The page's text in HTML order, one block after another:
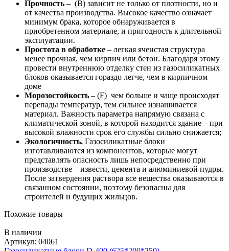
Прочность – (B) зависит не только от плотности, но и
от качества производства. Высокое качество означает
минимум брака, которое обнаруживается в
приобретенном материале, и пригодность к длительной
эксплуатации.
Простота в обработке – легкая ячеистая структура
менее прочная, чем кирпич или бетон. Благодаря этому
провести внутреннюю отделку стен из газосиликатных
блоков оказывается гораздо легче, чем в кирпичном
доме
Морозостойкость – (F) чем больше и чаще происходят
перепады температур, тем сильнее изнашивается
материал. Важность параметра напрямую связана с
климатической зоной, в которой находится здание – при
высокой влажности срок его службы сильно снижается;
Экологичность. Газосиликатные блоки
изготавливаются из компонентов, которые могут
представлять опасность лишь непосредственно при
производстве – извести, цемента и алюминиевой пудры.
После затвердения раствора все вещества оказываются в
связанном состоянии, поэтому безопасны для
строителей и будущих жильцов.
Похожие товары
В наличии
Артикул: 04061